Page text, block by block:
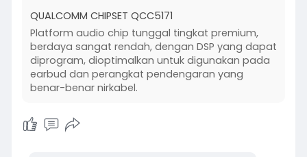
QUALCOMM CHIPSET QCC5171
Platform audio chip tunggal tingkat premium,
berdaya sangat rendah, dengan DSP yang dapat
diprogram, dioptimalkan untuk digunakan pada
earbud dan perangkat pendengaran yang
benar-benar nirkabel.